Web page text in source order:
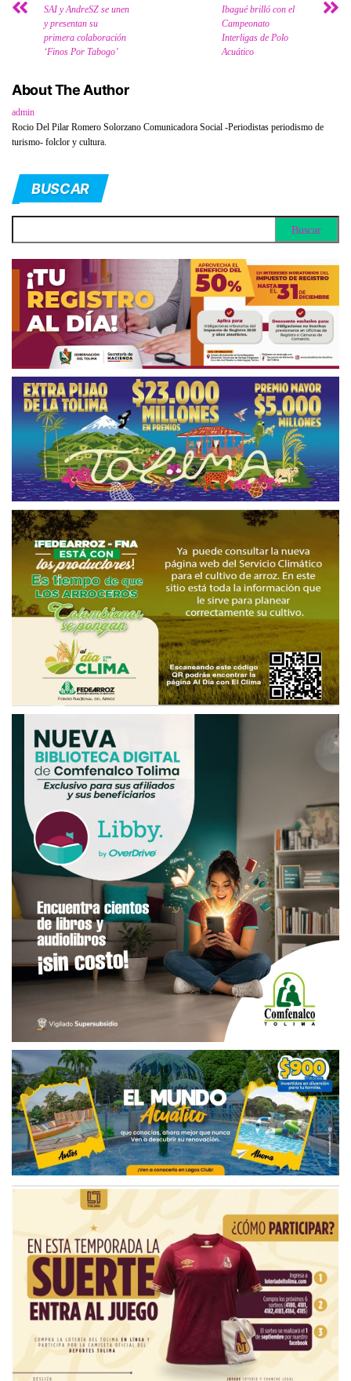
SAI y AndreSZ se unen
y presentan su
primera colaboración
‘Finos Por Tabogo’
Ibagué brilló con el
Campeonato
Interligas de Polo
Acuático
About The Author
admin
Rocio Del Pilar Romero Solorzano Comunicadora Social -Periodistas periodismo de
turismo- folclor y cultura.
BUSCAR